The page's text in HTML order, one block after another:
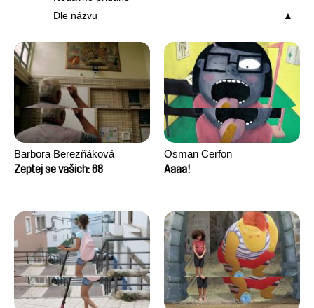
Dle názvu
Barbora Berezňáková
Zeptej se vašich: 68
Osman Cerfon
Aaaa!